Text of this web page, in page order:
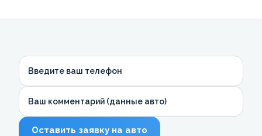
Введите ваш телефон
Ваш комментарий (данные авто)
Оставить заявку на авто